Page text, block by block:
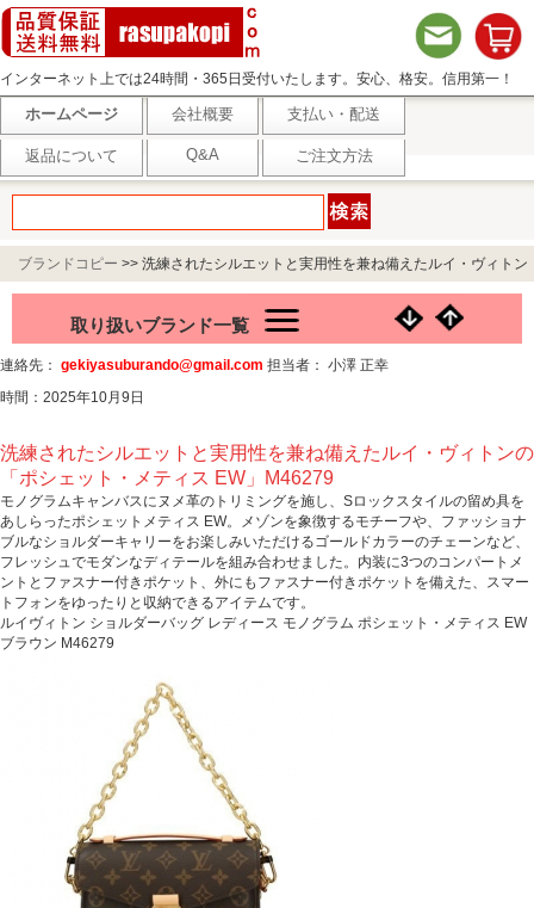
インターネット上では24時間・365日受付いたします。安心、格安。信用第一！
ホームページ 会社概要 支払い・配送
返品について Q&A ご注文方法
ブランドコピー >> 洗練されたシルエットと実用性を兼ね備えたルイ・ヴィトン
取り扱いブランド一覧
連絡先： gekiyasuburando@gmail.com 担当者： 小澤 正幸
時間：2025年10月9日
洗練されたシルエットと実用性を兼ね備えたルイ・ヴィトンの
「ポシェット・メティス EW」M46279
モノグラムキャンバスにヌメ革のトリミングを施し、Sロックスタイルの留め具を
あしらったポシェットメティス EW。メゾンを象徴するモチーフや、ファッショナ
ブルなショルダーキャリーをお楽しみいただけるゴールドカラーのチェーンなど、
フレッシュでモダンなディテールを組み合わせました。内装に3つのコンパートメ
ントとファスナー付きポケット、外にもファスナー付きポケットを備えた、スマー
トフォンをゆったりと収納できるアイテムです。
ルイヴィトン ショルダーバッグ レディース モノグラム ポシェット・メティス EW
ブラウン M46279